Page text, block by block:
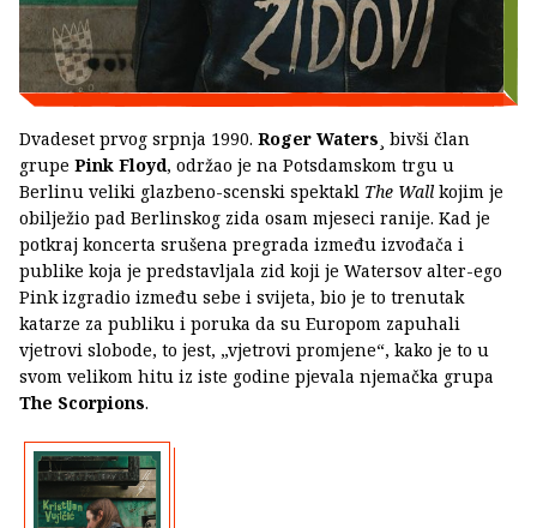
Dvadeset prvog srpnja 1990. Roger Waters ¸ bivši član
grupe Pink Floyd, održao je na Potsdamskom trgu u
Berlinu veliki glazbeno-scenski spektakl The Wall kojim je
obilježio pad Berlinskog zida osam mjeseci ranije. Kad je
potkraj koncerta srušena pregrada između izvođača i
publike koja je predstavljala zid koji je Watersov alter-ego
Pink izgradio između sebe i svijeta, bio je to trenutak
katarze za publiku i poruka da su Europom zapuhali
vjetrovi slobode, to jest, „vjetrovi promjene“, kako je to u
svom velikom hitu iz iste godine pjevala njemačka grupa
The Scorpions.